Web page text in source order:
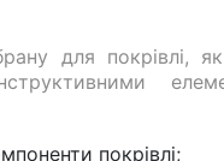
для покрівлі,
покрівлі;